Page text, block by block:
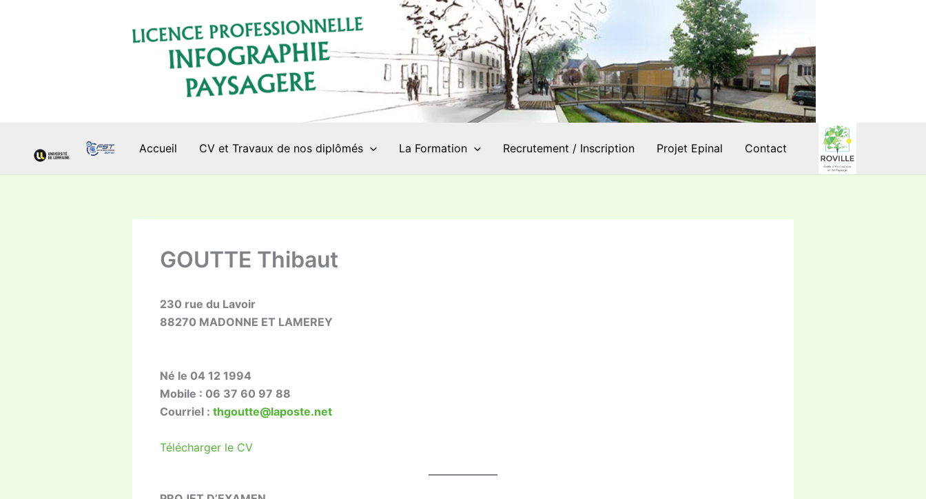
Accueil CV et Travaux de nos diplômés La Formation Recrutement / Inscription Projet Epinal Contact
GOUTTE Thibaut
230 rue du Lavoir
88270 MADONNE ET LAMEREY
Né le 04 12 1994
Mobile : 06 37 60 97 88
Courriel : thgoutte@laposte.net
Télécharger le CV